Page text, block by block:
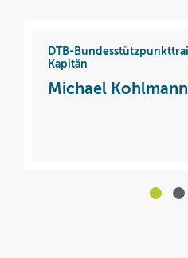
DTB-
Kapitän
Michael Kohlmann